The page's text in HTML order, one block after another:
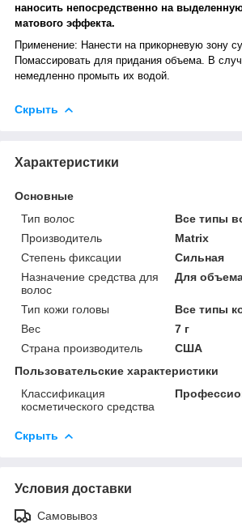
наносить непосредственно на
матового эффекта.
Применение: Нанести на прикорневую зону
Помассировать для придания объема. В
немедленно промыть их водой.
Скрыть
Характеристики
Основные
Тип волос
Все типы
Производитель
Matrix
Степень фиксации
Сильная
Назначение средства для
волос
Для
Тип кожи головы
Все типы
Вес
7 г
Страна производитель
США
Пользовательские характеристики
Классификация
косметического средства
Скрыть
Условия доставки
Самовывоз